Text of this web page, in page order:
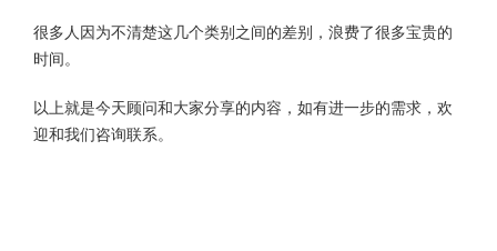
很多人因为不清楚这几个类别之间的差别，浪费了很多宝贵的
时间。
以上就是今天顾问和大家分享的内容，如有进一步的需求，欢
迎和我们咨询联系。